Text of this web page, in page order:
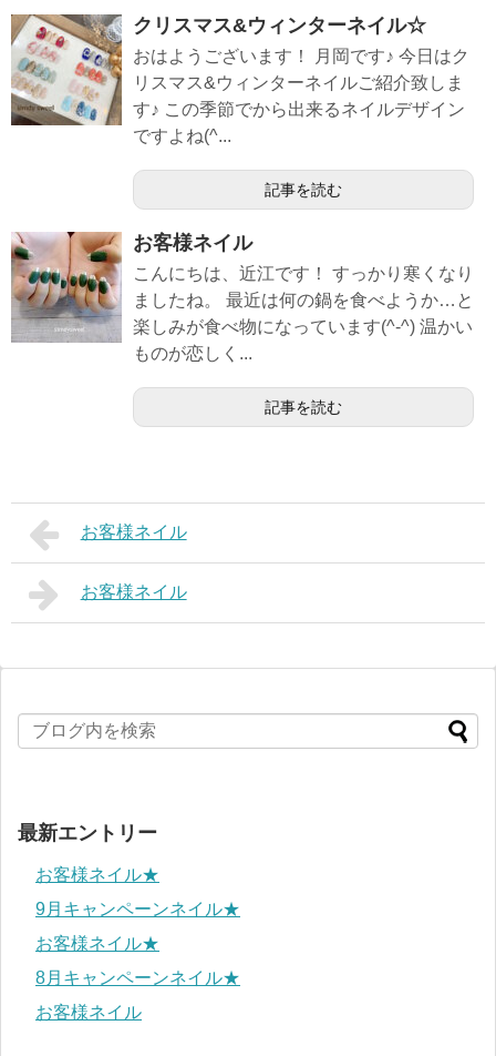
クリスマス&ウィンターネイル☆
おはようございます！ 月岡です♪ 今日はク
リスマス&ウィンターネイルご紹介致しま
す♪ この季節でから出来るネイルデザイン
ですよね(^...
記事を読む
お客様ネイル
こんにちは、近江です！ すっかり寒くなり
ましたね。 最近は何の鍋を食べようか…と
楽しみが食べ物になっています(^-^) 温かい
ものが恋しく...
記事を読む
お客様ネイル
お客様ネイル
最新エントリー
お客様ネイル★
9月キャンペーンネイル★
お客様ネイル★
8月キャンペーンネイル★
お客様ネイル